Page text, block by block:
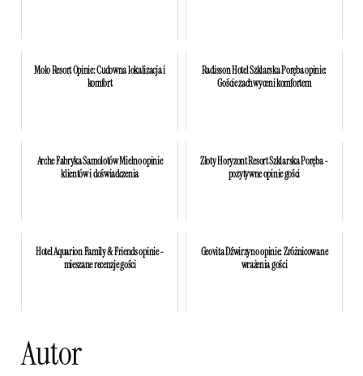
Molo Resort Opinie: Cudowna lokalizacja i
komfort
Radisson Hotel Szklarska Poręba opinie:
Goście zachwyceni komfortem
Arche Fabryka Samolotów Mielno opinie
klientów i doświadczenia
Złoty Horyzont Resort Szklarska Poręba -
pozytywne opinie gości
Hotel Aquarion Family & Friends opinie -
mieszane recenzje gości
Geovita Dźwirzyno opinie: Zróżnicowane
wrażenia gości
Autor